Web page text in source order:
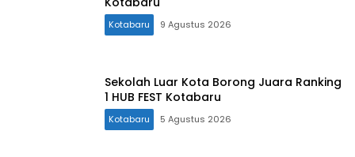
Kotabaru 9 Agustus 2026
Sekolah Luar Kota Borong Juara Ranking
1 HUB FEST Kotabaru
Kotabaru 5 Agustus 2026